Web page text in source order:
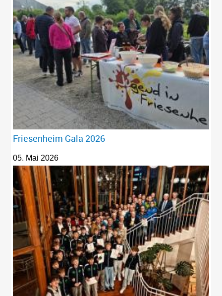
Friesenheim Gala 2026
05. Mai 2026